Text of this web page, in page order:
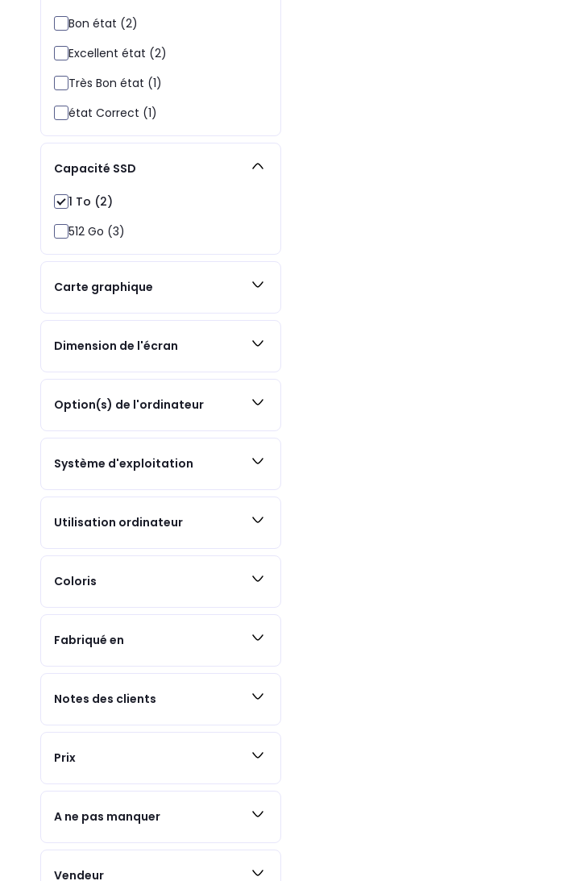
Bon état (2)
Excellent état (2)
Très Bon état (1)
état Correct (1)
Capacité SSD
1 To (2)
512 Go (3)
Carte graphique
Dimension de l'écran
Option(s) de l'ordinateur
Système d'exploitation
Utilisation ordinateur
Coloris
Fabriqué en
Notes des clients
Prix
A ne pas manquer
Vendeur